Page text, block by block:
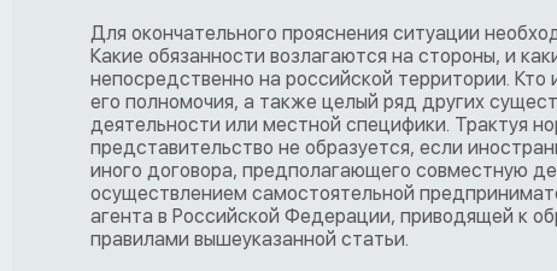
Для окончательного прояснения ситуации
Какие обязанности возлагаются на стороны, и
непосредственно на российской территории.
его полномочия, а также целый ряд других
деятельности или местной специфики. Трактуя
представительство не образуется, если
иного договора, предполагающего совместную
осуществлением самостоятельной
агента в Российской Федерации, приводящей к
правилами вышеуказанной статьи.